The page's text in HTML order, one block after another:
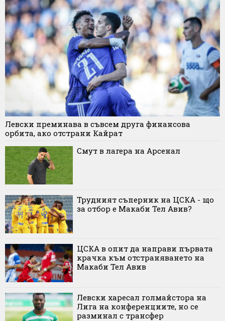
Левски преминава в съвсем друга финансова
орбита, ако отстрани Кайрат
Смут в лагера на Арсенал
Трудният съперник на ЦСКА - що
за отбор е Макаби Тел Авив?
ЦСКА в опит да направи първата
крачка към отстраняването на
Макаби Тел Авив
Левски харесал голмайстора на
Лига на конференциите, но се
разминал с трансфер